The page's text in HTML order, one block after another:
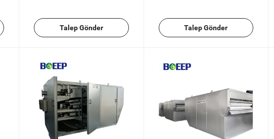
Talep Gönder Talep Gönder